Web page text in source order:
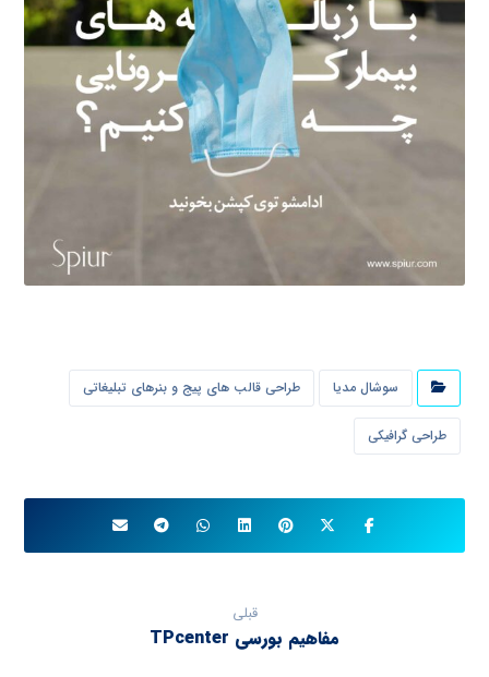
سوشال مدیا طراحی قالب های پیج و بنرهای تبلیغاتی
طراحی گرافیکی
قبلی
مفاهیم بورسی TPcenter